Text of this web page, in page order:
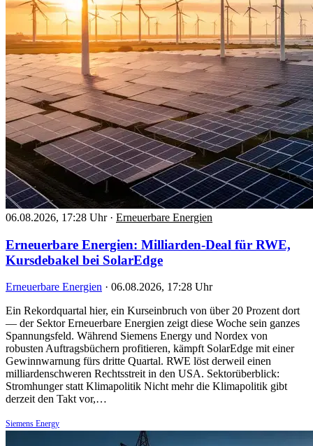
06.08.2026, 17:28 Uhr · Erneuerbare Energien
Erneuerbare Energien: Milliarden-Deal für RWE,
Kursdebakel bei SolarEdge
Erneuerbare Energien · 06.08.2026, 17:28 Uhr
Ein Rekordquartal hier, ein Kurseinbruch von über 20 Prozent dort
— der Sektor Erneuerbare Energien zeigt diese Woche sein ganzes
Spannungsfeld. Während Siemens Energy und Nordex von
robusten Auftragsbüchern profitieren, kämpft SolarEdge mit einer
Gewinnwarnung fürs dritte Quartal. RWE löst derweil einen
milliardenschweren Rechtsstreit in den USA. Sektorüberblick:
Stromhunger statt Klimapolitik Nicht mehr die Klimapolitik gibt
derzeit den Takt vor,…
Siemens Energy